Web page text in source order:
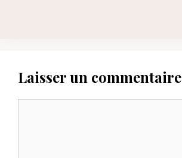
Laisser un commentaire